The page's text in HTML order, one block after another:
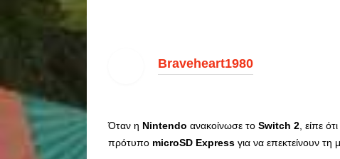
Braveheart1980
Όταν η Nintendo ανακοίνωσε το Switch 2 , είπε
πρότυπο microSD Express για να επεκτείνουν τη